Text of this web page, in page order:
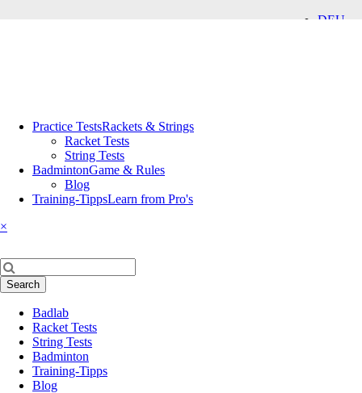
DEU
navigationPractice TestsRackets & Strings
Racket Tests
String Tests
BadmintonGame & Rules
Blog
Training-TippsLearn from Pro's
×
Keywords
Search
navigationBadlab
Racket Tests
String Tests
Badminton
Training-Tipps
Blog